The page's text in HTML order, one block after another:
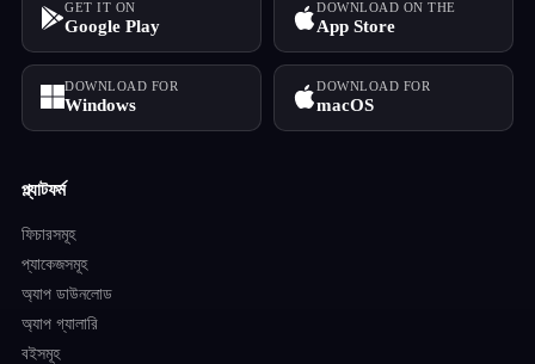
GET IT ON
Google Play
DOWNLOAD ON THE
App Store
DOWNLOAD FOR
Windows
DOWNLOAD FOR
macOS
প্ল্যাটফর্ম
ফিচারসমূহ
প্যাকেজসমূহ
অ্যাপ ডাউনলোড
অ্যাপ গ্যালারি
বইসমূহ